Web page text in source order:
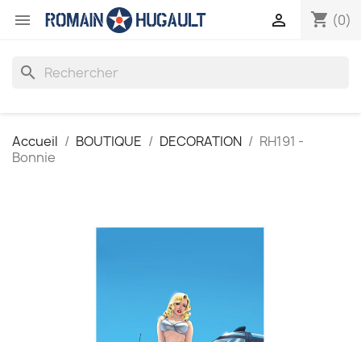
 shopping_cart (0)

search
Accueil BOUTIQUE DECORATION
RH191 -
Bonnie